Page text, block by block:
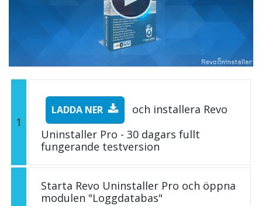
1
LADDA NER
och installera Revo
Uninstaller Pro - 30 dagars fullt
fungerande testversion
Starta Revo Uninstaller Pro och öppna
modulen "Loggdatabas"